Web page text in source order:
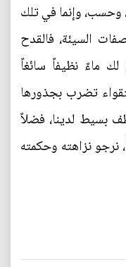
وإنما في تلك
السيئة، فالقدح
ماءً نظيفاً سائغاً
تضرب بجذورها
بسيط لدينا، فضلاً
نرجو نزاهته وحكمته